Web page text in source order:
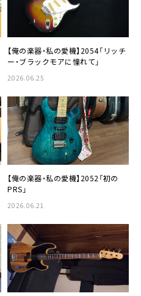
【俺の楽器・私の愛機】2054「リッチ
ー・ブラックモアに憧れて」
2026.06.25
【俺の楽器・私の愛機】2052「初の
PRS」
2026.06.21